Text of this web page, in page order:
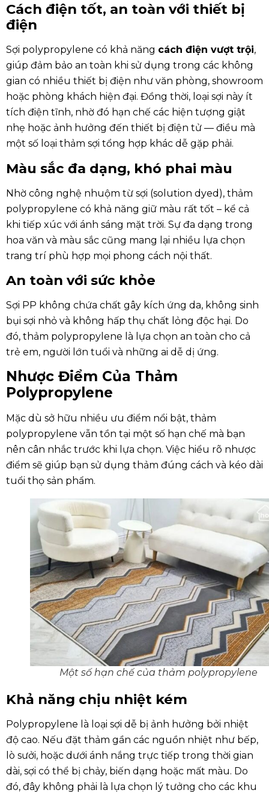
Cách điện tốt, an toàn với thiết bị
điện
Sợi polypropylene có khả năng cách điện vượt trội,
giúp đảm bảo an toàn khi sử dụng trong các không
gian có nhiều thiết bị điện như văn phòng, showroom
hoặc phòng khách hiện đại. Đồng thời, loại sợi này ít
tích điện tĩnh, nhờ đó hạn chế các hiện tượng giật
nhẹ hoặc ảnh hưởng đến thiết bị điện tử — điều mà
một số loại thảm sợi tổng hợp khác dễ gặp phải.
Màu sắc đa dạng, khó phai màu
Nhờ công nghệ nhuộm từ sợi (solution dyed), thảm
polypropylene có khả năng giữ màu rất tốt – kể cả
khi tiếp xúc với ánh sáng mặt trời. Sự đa dạng trong
hoa văn và màu sắc cũng mang lại nhiều lựa chọn
trang trí phù hợp mọi phong cách nội thất.
An toàn với sức khỏe
Sợi PP không chứa chất gây kích ứng da, không sinh
bụi sợi nhỏ và không hấp thụ chất lỏng độc hại. Do
đó, thảm polypropylene là lựa chọn an toàn cho cả
trẻ em, người lớn tuổi và những ai dễ dị ứng.
Nhược Điểm Của Thảm
Polypropylene
Mặc dù sở hữu nhiều ưu điểm nổi bật, thảm
polypropylene vẫn tồn tại một số hạn chế mà bạn
nên cân nhắc trước khi lựa chọn. Việc hiểu rõ nhược
điểm sẽ giúp bạn sử dụng thảm đúng cách và kéo dài
tuổi thọ sản phẩm.
Một số hạn chế của thảm polypropylene
Khả năng chịu nhiệt kém
Polypropylene là loại sợi dễ bị ảnh hưởng bởi nhiệt
độ cao. Nếu đặt thảm gần các nguồn nhiệt như bếp,
lò sưởi, hoặc dưới ánh nắng trực tiếp trong thời gian
dài, sợi có thể bị chảy, biến dạng hoặc mất màu. Do
đó, đây không phải là lựa chọn lý tưởng cho các khu